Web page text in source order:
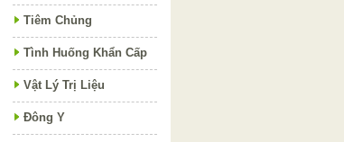
Tiêm Chủng
Tình Huống Khẩn Cấp
Vật Lý Trị Liệu
Đông Y